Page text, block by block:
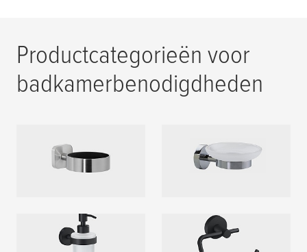
Productcategorieën voor
badkamerbenodigdheden
Haardrogerhouder Zeephouder
Zeepdispenser Toiletrolhouder